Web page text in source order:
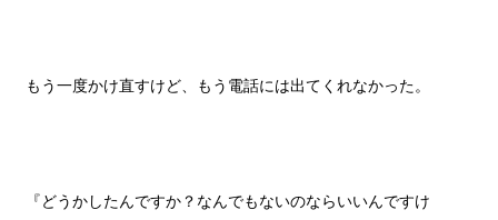
もう一度かけ直すけど、もう電話には出てくれなかった。
『どうかしたんですか？なんでもないのならいいんですけ